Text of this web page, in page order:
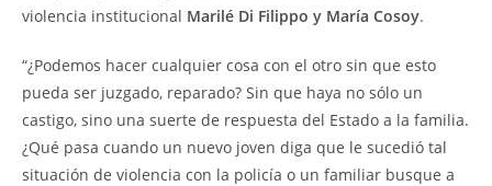
violencia institucional Marilé Di Filippo y María Cosoy.
“¿Podemos hacer cualquier cosa con el otro sin que esto
pueda ser juzgado, reparado? Sin que haya no sólo un
castigo, sino una suerte de respuesta del Estado a la familia.
¿Qué pasa cuando un nuevo joven diga que le sucedió tal
situación de violencia con la policía o un familiar busque a